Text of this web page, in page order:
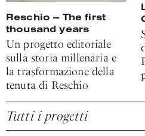
Reschio — The first
thousand years
Un progetto editoriale
sulla storia millenaria e
la trasformazione della
tenuta di Reschio
Tutti i progetti